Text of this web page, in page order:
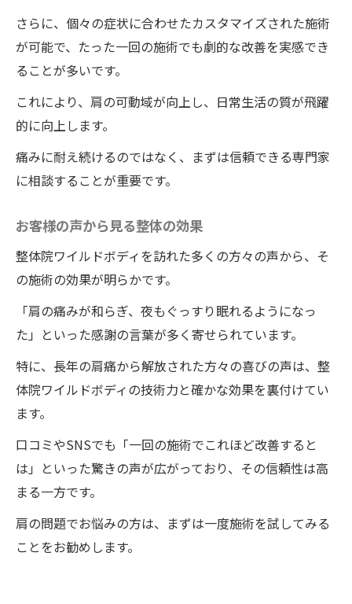
さらに、個々の症状に合わせたカスタマイズされた施術
が可能で、たった一回の施術でも劇的な改善を実感でき
ることが多いです。
これにより、肩の可動域が向上し、日常生活の質が飛躍
的に向上します。
痛みに耐え続けるのではなく、まずは信頼できる専門家
に相談することが重要です。
お客様の声から見る整体の効果
整体院ワイルドボディを訪れた多くの方々の声から、そ
の施術の効果が明らかです。
「肩の痛みが和らぎ、夜もぐっすり眠れるようになっ
た」といった感謝の言葉が多く寄せられています。
特に、長年の肩痛から解放された方々の喜びの声は、整
体院ワイルドボディの技術力と確かな効果を裏付けてい
ます。
口コミやSNSでも「一回の施術でこれほど改善すると
は」といった驚きの声が広がっており、その信頼性は高
まる一方です。
肩の問題でお悩みの方は、まずは一度施術を試してみる
ことをお勧めします。